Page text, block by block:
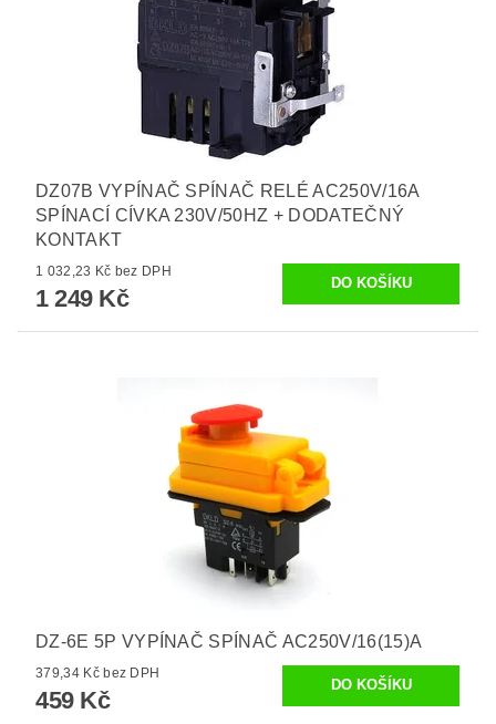
DZ07B VYPÍNAČ SPÍNAČ RELÉ AC250V/16A
SPÍNACÍ CÍVKA 230V/50HZ + DODATEČNÝ
KONTAKT
1 032,23 Kč bez DPH
1 249 Kč
DZ-6E 5P VYPÍNAČ SPÍNAČ AC250V/16(15)A
379,34 Kč bez DPH
459 Kč